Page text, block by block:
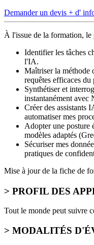
Demander un devis + d'
À l'issue de la formation, le
Identifier les tâches
l'IA.
Maîtriser la méthode
requêtes efficaces du
Synthétiser et
instantanément avec
Créer des assistants
automatiser mes
Adopter une posture
modèles adaptés
Sécuriser mes
pratiques de
Mise à jour de la fiche de
> PROFIL DES
Tout le monde peut suivre
> MODALITÉS